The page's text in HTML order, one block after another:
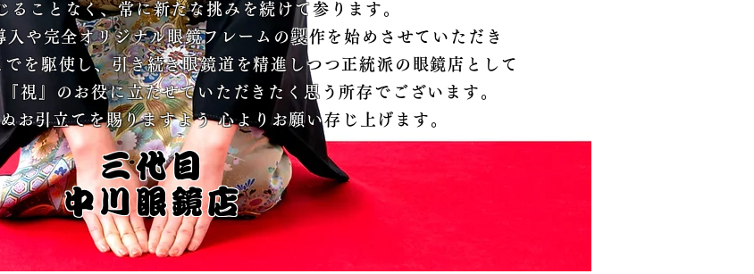
ることなく、常に新たな挑みを続けて参ります。
入や完全オリジナル眼鏡フレームの製作を始めさせていただき
でを駆使し、引き続き眼鏡道を精進し つつ正統派の眼鏡店として
視』のお役に立たせていただきたく思 う所存でございます。
お引立てを賜りますよう 心よりお願い存じ上げます。
三代目
​中川眼鏡店